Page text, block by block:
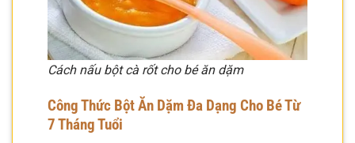
Cách nấu bột cà rốt cho bé ăn dặm
Công Thức Bột Ăn Dặm Đa Dạng Cho Bé Từ
7 Tháng Tuổi